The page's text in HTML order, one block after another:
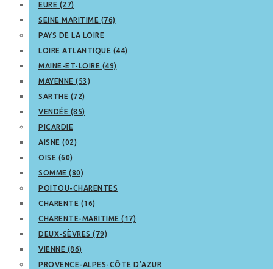
EURE (27)
SEINE MARITIME (76)
PAYS DE LA LOIRE
LOIRE ATLANTIQUE (44)
MAINE-ET-LOIRE (49)
MAYENNE (53)
SARTHE (72)
VENDÉE (85)
PICARDIE
AISNE (02)
OISE (60)
SOMME (80)
POITOU-CHARENTES
CHARENTE (16)
CHARENTE-MARITIME (17)
DEUX-SÈVRES (79)
VIENNE (86)
PROVENCE-ALPES-CÔTE D’AZUR